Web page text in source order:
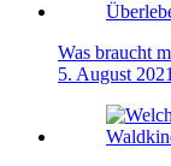
Was braucht
5. August